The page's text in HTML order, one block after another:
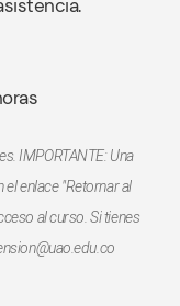
IMPORTANTE: Una
el enlace "Retornar al
al curso. Si tienes